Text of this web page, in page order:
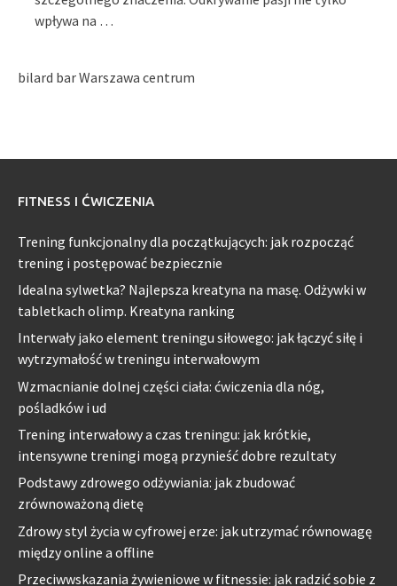
wpływa na …
bilard bar Warszawa centrum
FITNESS I ĆWICZENIA
Trening funkcjonalny dla początkujących: jak rozpocząć
trening i postępować bezpiecznie
Idealna sylwetka? Najlepsza kreatyna na masę. Odżywki w
tabletkach olimp. Kreatyna ranking
Interwały jako element treningu siłowego: jak łączyć siłę i
wytrzymałość w treningu interwałowym
Wzmacnianie dolnej części ciała: ćwiczenia dla nóg,
pośladków i ud
Trening interwałowy a czas treningu: jak krótkie,
intensywne treningi mogą przynieść dobre rezultaty
Podstawy zdrowego odżywiania: jak zbudować
zrównoważoną dietę
Zdrowy styl życia w cyfrowej erze: jak utrzymać równowagę
między online a offline
Przeciwwskazania żywieniowe w fitnessie: jak radzić sobie z